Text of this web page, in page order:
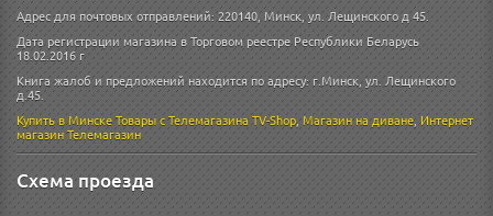
Адрес для почтовых отправлений: 220140, Минск, ул. Лещинского д 45.
Дата регистрации магазина в Торговом реестре Республики Беларусь
18.02.2016 г
Книга жалоб и предложений находится по адресу: г.Минск, ул. Лещинского
д.45.
Купить в МинскеТовары с Телемагазина TV-Shop,Магазин на диване,Интернет
магазинТелемагазин
Схема проезда